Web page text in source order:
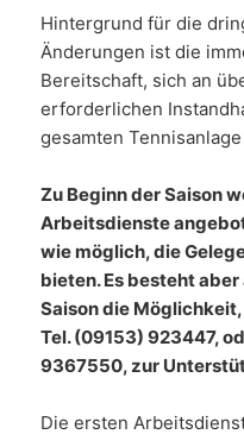
Hintergrund für die
Änderungen ist die
Bereitschaft, sich an
erforderlichen
gesamten
Zu Beginn der Saison
Arbeitsdienste
wie möglich, die
bieten. Es besteht
Saison die
Tel. (09153) 923447,
9367550, zur
Die ersten